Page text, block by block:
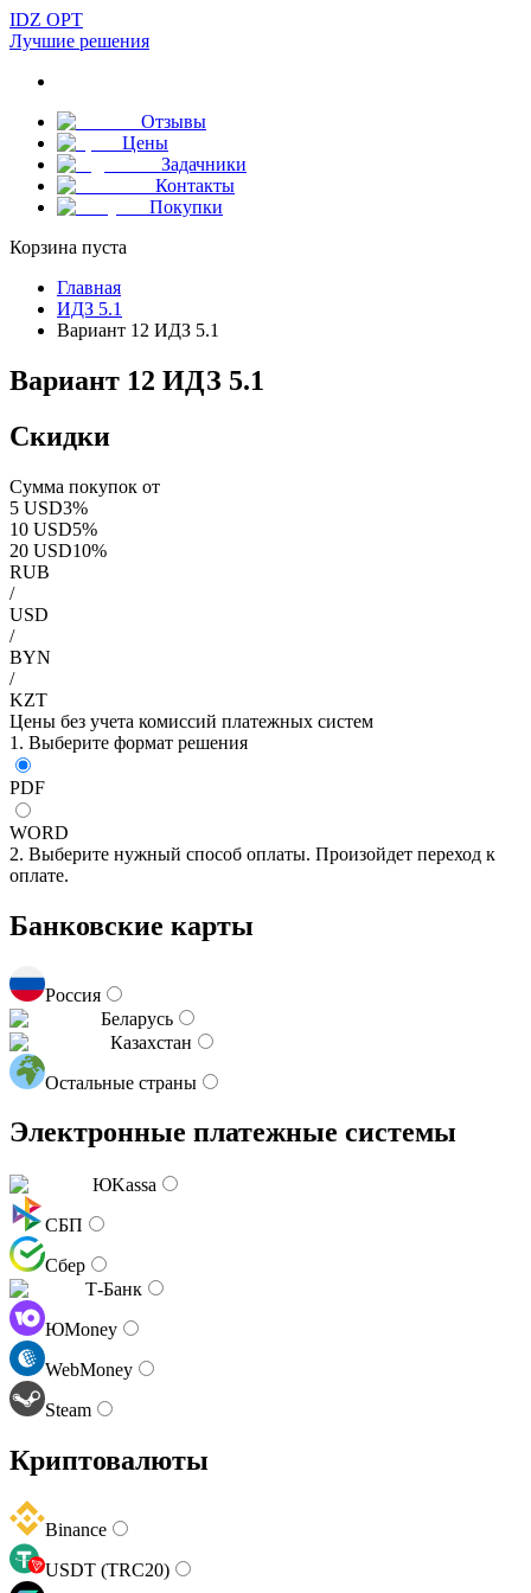
IDZ OPT
Лучшие решения
Отзывы
Цены
Задачники
Контакты
Покупки
Корзина пуста
Главная
ИДЗ 5.1
Вариант 12 ИДЗ 5.1
Вариант 12 ИДЗ 5.1
Скидки
Сумма покупок от
5 USD3%
10 USD5%
20 USD10%
RUB
/
USD
/
BYN
/
KZT
Цены без учета комиссий платежных систем
1. Выберите формат решения
PDF
WORD
2. Выберите нужный способ оплаты. Произойдет переход к
оплате.
Банковские карты
Россия
Беларусь
Казахстан
Остальные страны
Электронные платежные системы
ЮKassa
СБП
Сбер
Т-Банк
ЮMoney
WebMoney
Steam
Криптовалюты
Binance
USDT (TRC20)